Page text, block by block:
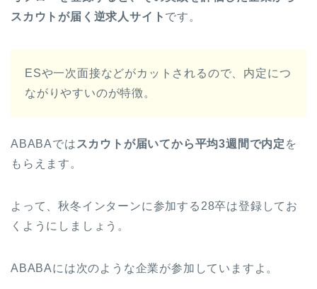
スカウトが届く逆求人サイト です。
ESや一次面接などがカットされるので、内定につ
ながりやすいのが特徴。
ABABAでは スカウトが届いてから平均3週間で内定 を
もらえます。
よって、秋冬インターンに参加する28卒は登録してお
くようにしましょう。
ABABAには次のような企業が参加していますよ。